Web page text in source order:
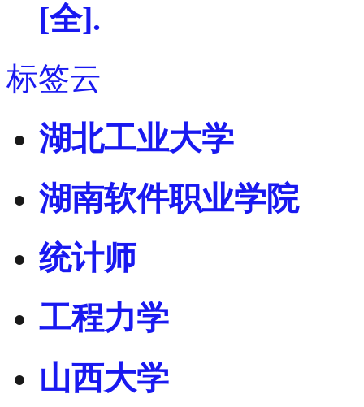
[全].
标签云
湖北工业大学
湖南软件职业学院
统计师
工程力学
山西大学